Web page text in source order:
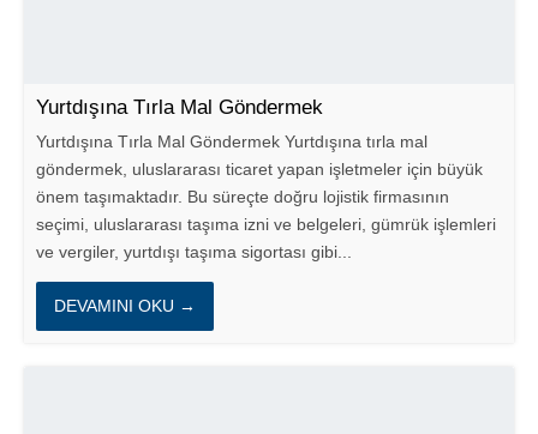
Yurtdışına Tırla Mal Göndermek
Yurtdışına Tırla Mal Göndermek Yurtdışına tırla mal
göndermek, uluslararası ticaret yapan işletmeler için büyük
önem taşımaktadır. Bu süreçte doğru lojistik firmasının
seçimi, uluslararası taşıma izni ve belgeleri, gümrük işlemleri
ve vergiler, yurtdışı taşıma sigortası gibi...
DEVAMINI OKU →